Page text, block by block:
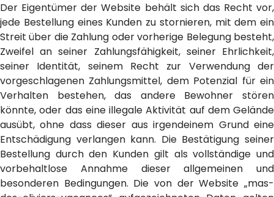
Der Eigentümer der Website behält sich das Recht vor,
jede Bestellung eines Kunden zu stornieren, mit dem ein
Streit über die Zahlung oder vorherige Belegung besteht,
Zweifel an seiner Zahlungsfähigkeit, seiner Ehrlichkeit,
seiner Identität, seinem Recht zur Verwendung der
vorgeschlagenen Zahlungsmittel, dem Potenzial für ein
Verhalten bestehen, das andere Bewohner stören
könnte, oder das eine illegale Aktivität auf dem Gelände
ausübt, ohne dass dieser aus irgendeinem Grund eine
Entschädigung verlangen kann. Die Bestätigung seiner
Bestellung durch den Kunden gilt als vollständige und
vorbehaltlose Annahme dieser allgemeinen und
besonderen Bedingungen. Die von der Website „mas-